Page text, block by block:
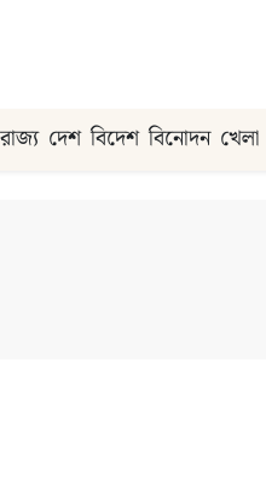
রাজ্য দেশ বিদেশ বিনোদন খেলা